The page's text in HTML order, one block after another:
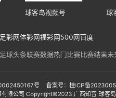
球客岛视频号 球
足彩网体彩网福彩网500网百度
足球头条联赛数据热门比赛比赛结果未
欧洲预选赛 南美预选赛北美预选赛欧
号 备案号：桂ICP备
有限公司 Copyright©2023 广西知音 球客岛